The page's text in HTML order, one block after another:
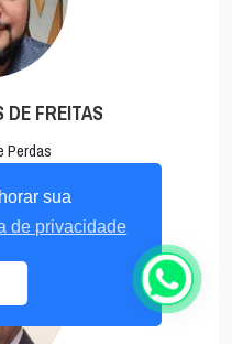
sua
de privacidade
DE FREITAS
Perdas